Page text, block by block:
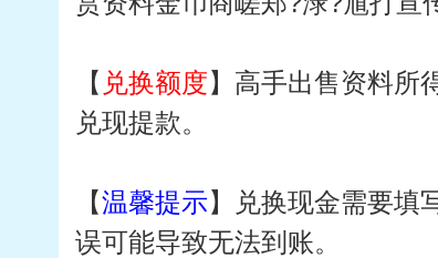
【 兑换额度】高手出售资料所
兑现提款。
【温馨提示】兑换现金需要填
误可能导致无法到账。